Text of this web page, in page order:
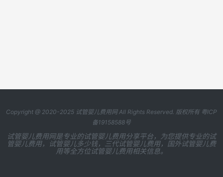
Copyright @ 2020-2025 试管婴儿费用网All Rights Reserved. 版权所有 粤ICP
备19158588号
试管婴儿费用网是专业的试管婴儿费用分享平台，为您提供专业的试
管婴儿费用，试管婴儿多少钱，三代试管婴儿费用，国外试管婴儿费
用等全方位试管婴儿费用相关信息。